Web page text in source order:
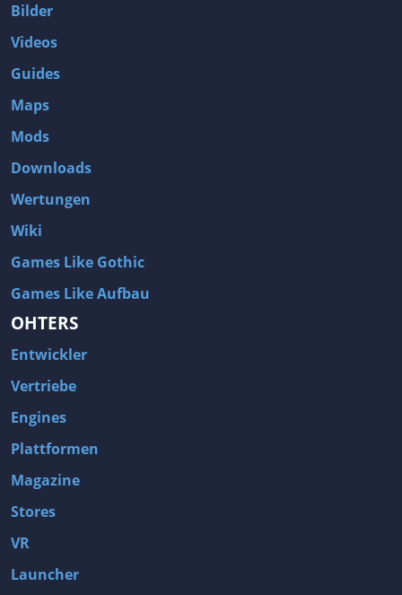
Bilder
Videos
Guides
Maps
Mods
Downloads
Wertungen
Wiki
Games Like Gothic
Games Like Aufbau
OHTERS
Entwickler
Vertriebe
Engines
Plattformen
Magazine
Stores
VR
Launcher